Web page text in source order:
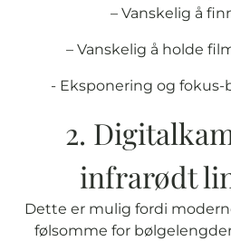
– Vanskelig å
– Vanskelig å holde
- Eksponering og
2.
infrarødt
Dette er mulig fordi
følsomme for